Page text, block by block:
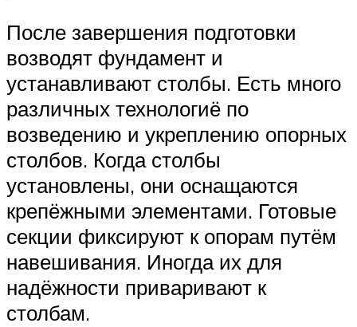
После завершения подготовки
возводят фундамент и
устанавливают столбы. Есть много
различных технологиё по
возведению и укреплению опорных
столбов. Когда столбы
установлены, они оснащаются
крепёжными элементами. Готовые
секции фиксируют к опорам путём
навешивания. Иногда их для
надёжности приваривают к
столбам.